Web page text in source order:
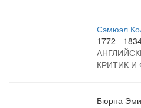
Сэмюэл
1772 -
КРИТИК
Бюрна